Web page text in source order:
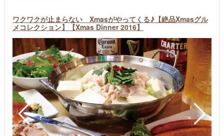
ワクワクが止まらない Xmasがやってくる♪【絶品Xmasグル
メコレクション】【Xmas Dinner 2016】